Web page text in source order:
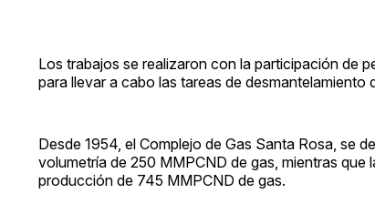
Los trabajos se realizaron con la participación de
para llevar a cabo las tareas de
Desde 1954, el Complejo de Gas Santa Rosa, se
volumetría de 250 MMPCND de gas, mientras
producción de 745 MMPCND de gas.